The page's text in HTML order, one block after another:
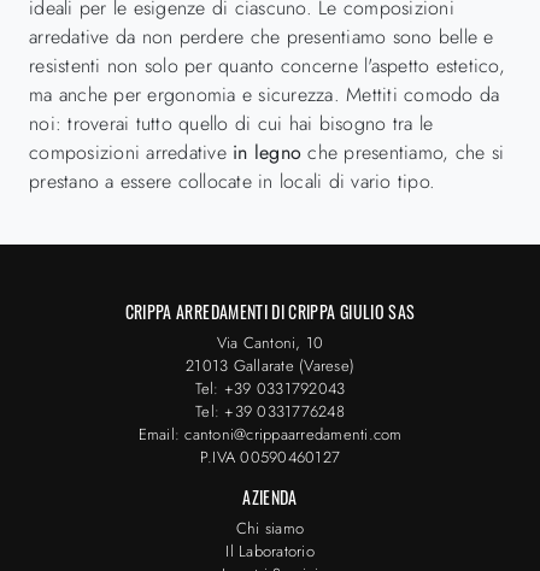
ideali per le esigenze di ciascuno. Le composizioni
arredative da non perdere che presentiamo sono belle e
resistenti non solo per quanto concerne l'aspetto estetico,
ma anche per ergonomia e sicurezza. Mettiti comodo da
noi: troverai tutto quello di cui hai bisogno tra le
composizioni arredative in legno che presentiamo, che si
prestano a essere collocate in locali di vario tipo.
CRIPPA ARREDAMENTI DI CRIPPA GIULIO SAS
Via Cantoni, 10
21013 Gallarate (Varese)
Tel: +39 0331792043
Tel: +39 0331776248
Email: cantoni@crippaarredamenti.com
P.IVA 00590460127
AZIENDA
Chi siamo
Il Laboratorio